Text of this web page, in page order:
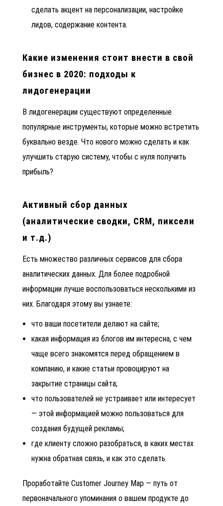
сделать акцент на персонализации, настройке
лидов, содержание контента.
Какие изменения стоит внести в свой
бизнес в 2020: подходы к
лидогенерации
В лидогенерации существуют определенные
популярные инструменты, которые можно встретить
буквально везде. Что нового можно сделать и как
улучшить старую систему, чтобы с нуля получить
прибыль?
Активный сбор данных
(аналитические сводки, CRM, пиксели
и т.д.)
Есть множество различных сервисов для сбора
аналитических данных. Для более подробной
информации лучше воспользоваться несколькими из
них. Благодаря этому вы узнаете:
что ваши посетители делают на сайте;
какая информация из блогов им интересна, с чем
чаще всего знакомятся перед обращением в
компанию, и какие статьи провоцируют на
закрытие страницы сайта;
что пользователей не устраивает или интересует
— этой информацией можно пользоваться для
создания будущей рекламы;
где клиенту сложно разобраться, в каких местах
нужна обратная связь, и как это сделать.
Проработайте Customer Journey Map — путь от
первоначального упоминания о вашем продукте до